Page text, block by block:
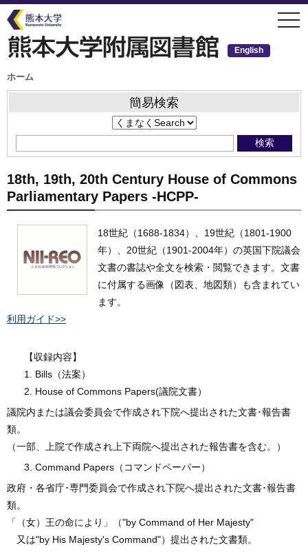
イ
コ
テ
ツ
移
English
パ
ン
く
ホーム
簡易検索
18th, 19th, 20th Century House of Commons
Parliamentary Papers -HCPP-
18世紀（1688-1834）、19世紀（1801-1900
年）、20世紀（1901-2004年）の英国下院議会
文書の書誌や全文を検索・閲覧できます。文書
に付属する画像（図表、地図類）も含まれてい
ます。
利用ガイド>>
【収録内容】
1. Bills（法案）
2. House of Commons Papers(議院文書）
議院内または議会委員会で作成され下院へ提出された文書･報告書
類。
（一部、上院で作成され上下両院へ提出された報告書を含む。）
3. Command Papers（コマンドペーパー）
政府・各省庁･専門委員会で作成され下院へ提出された文書･報告書
類。
「（女）王の命により」（"by Command of Her Majesty"
又は"by His Majesty's Command"）提出された文書類。